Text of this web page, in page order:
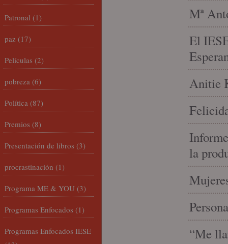
Mª
El
Anitie
la
“Me
Patronal (1)
paz (17)
Películas (2)
pobreza (6)
Política (87)
Premios (8)
Presentación de libros (3)
procrastinación (1)
Programa ME & YOU (3)
Programas Enfocados (1)
Programas Enfocados IESE